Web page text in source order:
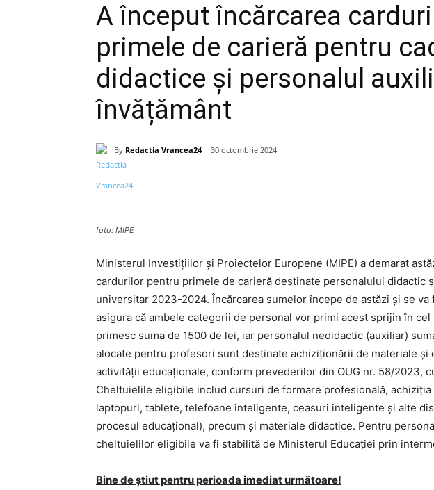
A început încărcarea
primele de carieră pentru
didactice şi personalul
învățământ
By Redactia Vrancea24 30 octombrie 2024
Acțiune
foto: MIPE
Ministerul Investițiilor și Proiectelor Europene (MIPE) a demarat
cardurilor pentru primele de carieră destinate personalului didactic
universitar 2023-2024. Încărcarea sumelor începe de astăzi și se va
asigura că ambele categorii de personal vor primi acest sprijin în
primesc suma de 1500 de lei, iar personalul nedidactic (auxiliar)
alocate pentru profesori sunt destinate achiziționării de materiale și
activității educaționale, conform prevederilor din OUG nr. 58/2023,
Cheltuielile eligibile includ cursuri de formare profesională,
laptopuri, tablete, telefoane inteligente, ceasuri inteligente și alte
procesul educațional), precum și materiale didactice. Pentru
cheltuielilor eligibile va fi stabilită de Ministerul Educației prin
Bine de știut pentru perioada imediat următoare!